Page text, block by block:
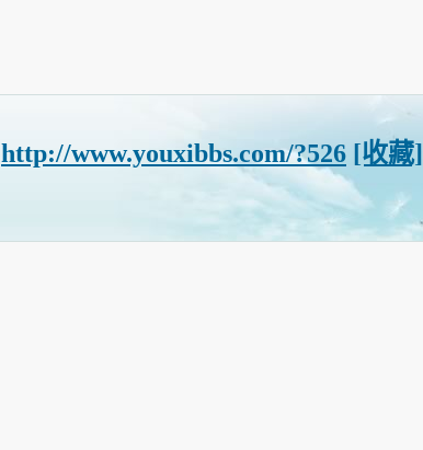
http://www.youxibbs.com/?526 [收藏]